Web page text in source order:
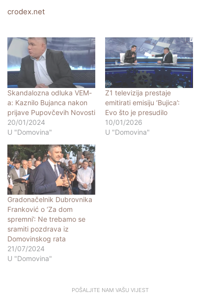
crodex.net
Skandalozna odluka VEM-
a: Kaznilo Bujanca nakon
prijave Pupovčevih Novosti
20/01/2024
U "Domovina"
Z1 televizija prestaje
emitirati emisiju ‘Bujica’:
Evo što je presudilo
10/01/2026
U "Domovina"
Gradonačelnik Dubrovnika
Franković o ‘Za dom
spremni’: Ne trebamo se
sramiti pozdrava iz
Domovinskog rata
21/07/2024
U "Domovina"
POŠALJITE NAM VAŠU VIJEST